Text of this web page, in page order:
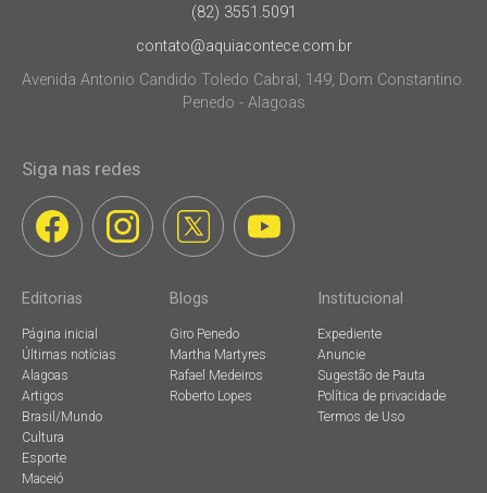
(82) 3551.5091
contato@aquiacontece.com.br
Avenida Antonio Candido Toledo Cabral, 149, Dom Constantino.
Penedo - Alagoas
Siga nas redes
Editorias
Página inicial
Últimas notícias
Alagoas
Artigos
Brasil/Mundo
Cultura
Esporte
Maceió
Blogs
Giro Penedo
Martha Martyres
Rafael Medeiros
Roberto Lopes
Institucional
Expediente
Anuncie
Sugestão de Pauta
Política de privacidade
Termos de Uso